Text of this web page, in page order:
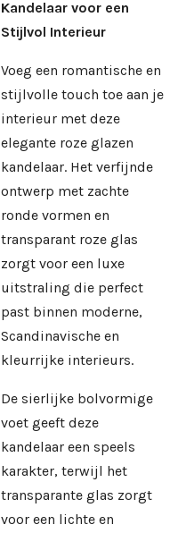
Kandelaar voor een
Stijlvol Interieur
Voeg een romantische en
stijlvolle touch toe aan je
interieur met deze
elegante roze glazen
kandelaar. Het verfijnde
ontwerp met zachte
ronde vormen en
transparant roze glas
zorgt voor een luxe
uitstraling die perfect
past binnen moderne,
Scandinavische en
kleurrijke interieurs.
De sierlijke bolvormige
voet geeft deze
kandelaar een speels
karakter, terwijl het
transparante glas zorgt
voor een lichte en